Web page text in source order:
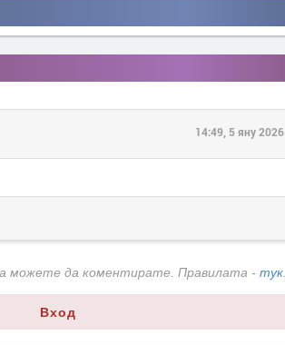
14:49, 5 яну 2026
можете да коментирате. Правилата - тук
Вход